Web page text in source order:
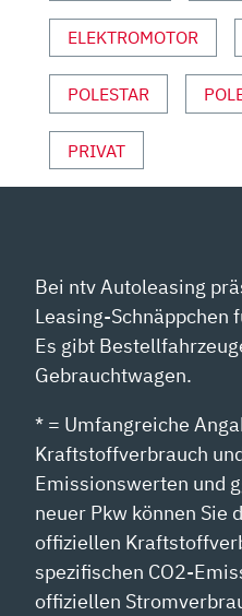
ELEKTROMOTOR
POLESTAR
PRIVAT
Bei ntv Autoleasing
Leasing-Schnäppchen
Es gibt
Gebrauchtwagen.
* = Umfangreiche
Kraftstoffverbrauch
Emissionswerten und
neuer Pkw können Sie
offiziellen
spezifischen CO2-
offiziellen